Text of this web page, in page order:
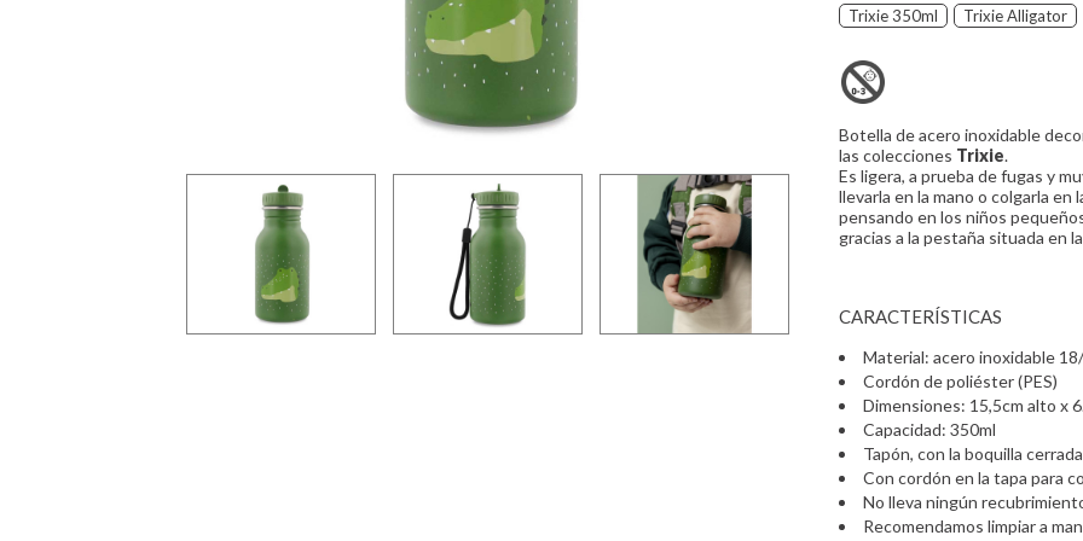
Trixie 350ml Trixie Alligator
Botella de acero inoxidable
las colecciones Trixie.
Es ligera, a prueba de fugas y
llevarla en la mano o colgarla en
pensando en los niños
gracias a la pestaña situada en
CARACTERÍSTICAS
Material: acero inoxidable
Cordón de poliéster (PES)
Dimensiones: 15,5cm alto x
Capacidad: 350ml
Tapón, con la boquilla
Con cordón en la tapa para
No lleva ningún
Recomendamos limpiar a